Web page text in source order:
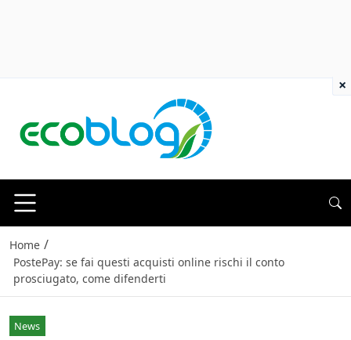
Home /
PostePay: se fai questi acquisti online rischi il conto
prosciugato, come difenderti
News
×